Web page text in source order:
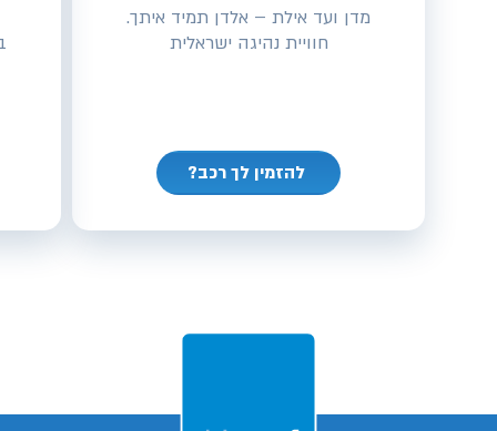
מדן ועד אילת – אלדן תמיד איתך.
חוויית נהיגה ישראלית
להזמין לך רכב?